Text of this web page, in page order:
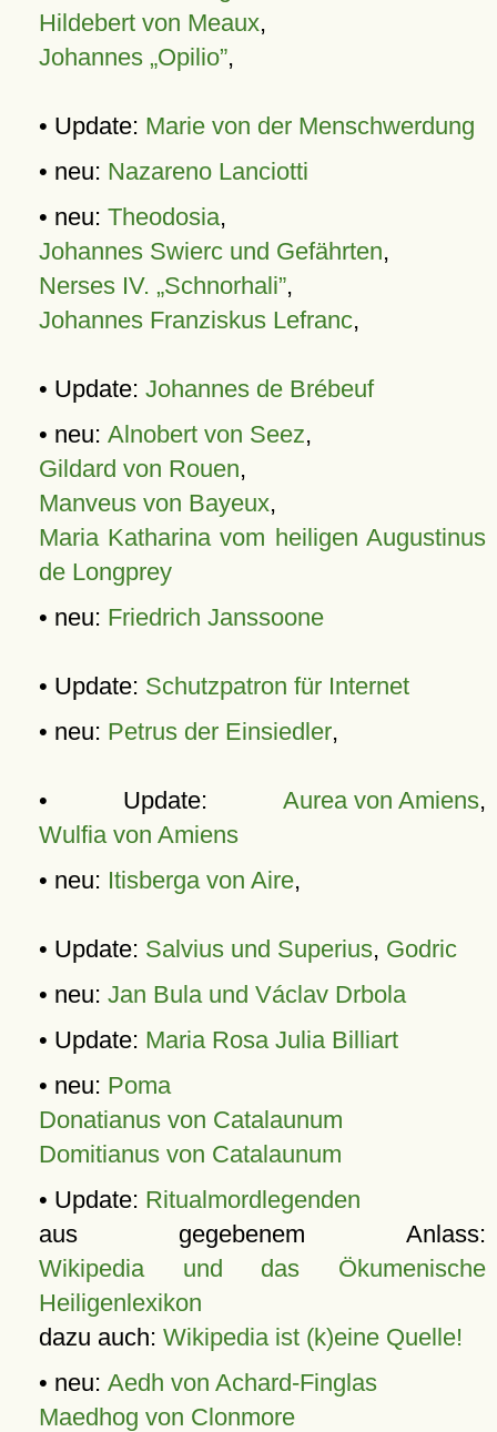
Hildebert von Meaux,
Johannes „Opilio”,
• Update: Marie von der Menschwerdung
• neu: Nazareno Lanciotti
• neu: Theodosia,
Johannes Swierc und Gefährten,
Nerses IV. „Schnorhali”,
Johannes Franziskus Lefranc,
• Update: Johannes de Brébeuf
• neu: Alnobert von Seez,
Gildard von Rouen,
Manveus von Bayeux,
Maria Katharina vom heiligen Augustinus
de Longprey
• neu: Friedrich Janssoone
• Update: Schutzpatron für Internet
• neu: Petrus der Einsiedler,
• Update: Aurea von Amiens,
Wulfia von Amiens
• neu: Itisberga von Aire,
• Update: Salvius und Superius, Godric
• neu: Jan Bula und Václav Drbola
• Update: Maria Rosa Julia Billiart
• neu: Poma
Donatianus von Catalaunum
Domitianus von Catalaunum
• Update: Ritualmordlegenden
aus gegebenem Anlass:
Wikipedia und das Ökumenische
Heiligenlexikon
dazu auch: Wikipedia ist (k)eine Quelle!
• neu: Aedh von Achard-Finglas
Maedhog von Clonmore